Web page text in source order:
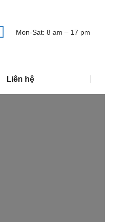
Mon-Sat: 8 am – 17 pm
Liên hệ